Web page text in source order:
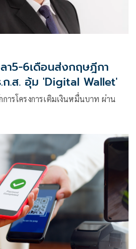
า5-6เดือนส่งกฤษฎีกา
ก.ส. อุ้ม 'Digital Wallet'
การโครงการเติมเงินหมื่นบาท ผ่าน